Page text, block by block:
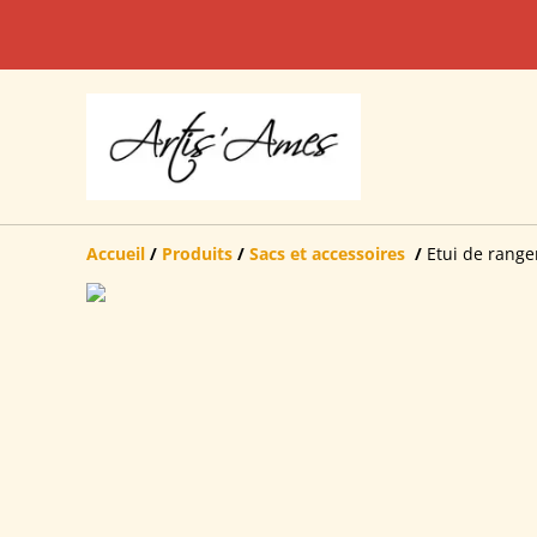
Accueil / Produits / Sacs et accessoires / Etui de